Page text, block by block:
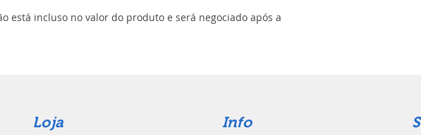
está incluso no valor do produto e será negociado após a
Loja Info